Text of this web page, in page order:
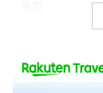
食事場所